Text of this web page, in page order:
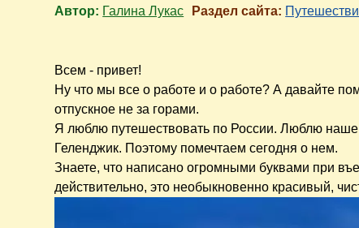
Автор: Галина Лукас Раздел сайта:
Всем - привет!
Ну что мы все о работе и о работе? А давайте
отпускное не за горами.
Я люблю путешествовать по России. Люблю
Геленджик. Поэтому помечтаем сегодня о нем.
Знаете, что написано огромными буквами при
действительно, это необыкновенно красивый,